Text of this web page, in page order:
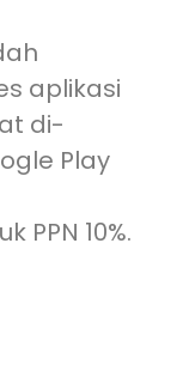
aplikasi
di-
Play
PPN 10%.